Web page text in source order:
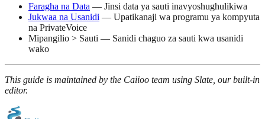
Faragha na Data — Jinsi data ya sauti inavyoshughulikiwa
Jukwaa na Usanidi — Upatikanaji wa programu ya kompyuta
na PrivateVoice
Mipangilio > Sauti — Sanidi chaguo za sauti kwa usanidi
wako
This guide is maintained by the Caiioo team using Slate, our built-in
editor.